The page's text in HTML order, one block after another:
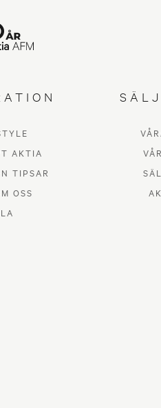
AKTIA
TIPSAR
OSS
hem
3